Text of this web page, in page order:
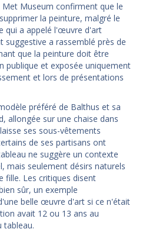
Museum confirment que le
la peinture, malgré le
qui a appelé l'œuvre d'art
a rassemblé près de
que la peinture doit être
publique et exposée uniquement
et lors de présentations
préféré de Balthus et sa
allongée sur une chaise dans
ses sous-vêtements
de ses partisans ont
ne suggère un contexte
mais seulement désirs naturels
fille. Les critiques disent
sûr, un exemple
belle œuvre d'art si ce n'était
avait 12 ou 13 ans au
tableau.